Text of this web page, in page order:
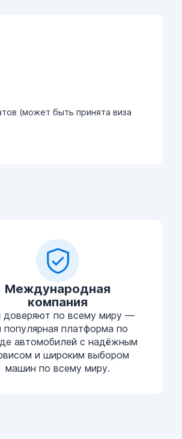
(может быть принята виза
Международная
компания
доверяют по всему миру —
популярная платформа по
автомобилей с надёжным
и широким выбором
машин по всему миру.